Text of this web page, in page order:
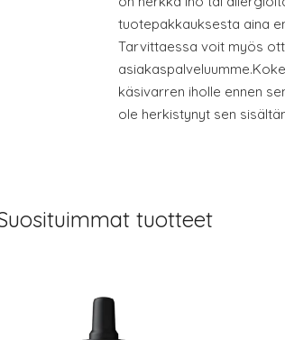
tuotepakkauksesta aina
Tarvittaessa voit myös
käsivarren iholle ennen
ole herkistynyt sen
tuotteet